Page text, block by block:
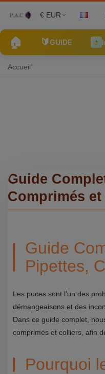
€ EUR
🏠 🔰GUIDE
Accueil
Guide
Comprimés
Guide
Pipettes,
Les puces sont l'un des
démangeaisons et des
Dans ce guide complet,
comprimés et colliers, afin
Pourquoi